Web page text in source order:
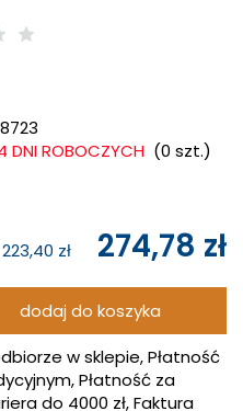
DNI ROBOCZYCH (0 szt.)
223,40 zł 274,78 zł
dodaj do koszyka
w sklepie, Płatność
Płatność za
do 4000 zł, Faktura